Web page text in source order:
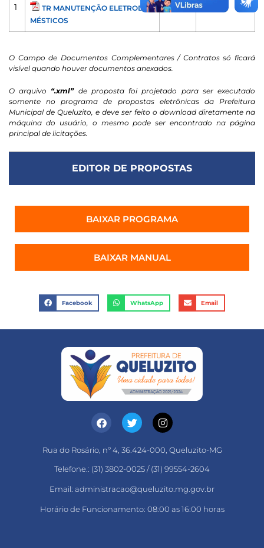
1
TR MANUTENÇÃO ELETRODO
MÉSTICOS
191 KB 128
O Campo de Documentos Complementares / Contratos só ficará
visível quando houver documentos anexados.
O arquivo “.xml”de proposta foi projetado para ser executado
somente no programa de propostas eletrônicas da Prefeitura
Municipal de Queluzito, e deve ser feito o download diretamente na
máquina do usuário, o mesmo pode ser encontrado na página
principal de licitações.
EDITOR DE PROPOSTAS
BAIXAR PROGRAMA
BAIXAR MANUAL
Facebook WhatsApp Email
Rua do Rosário, nº 4, 36.424-000, Queluzito-MG
Telefone.: (31) 3802-0025 / (31) 99554-2604
Email: administracao@queluzito.mg.gov.br
Horário de Funcionamento: 08:00 as 16:00 horas